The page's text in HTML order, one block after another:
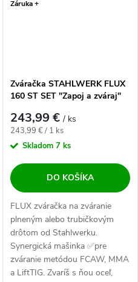
Záruka +
Zváračka STAHLWERK FLUX
160 ST SET "Zapoj a zváraj"
243,99 €/ ks
Jednotková cena:
243,99 € / 1 ks
Skladom 7 ks
DO KOŠÍKA
FLUX zváračka na zváranie
plneným alebo trubičkovým
drôtom od Stahlwerku.
Synergická mašinka ✅pre
zváranie metódou FCAW, MMA
a LiftTIG. Zvaríš s ňou oceľ,